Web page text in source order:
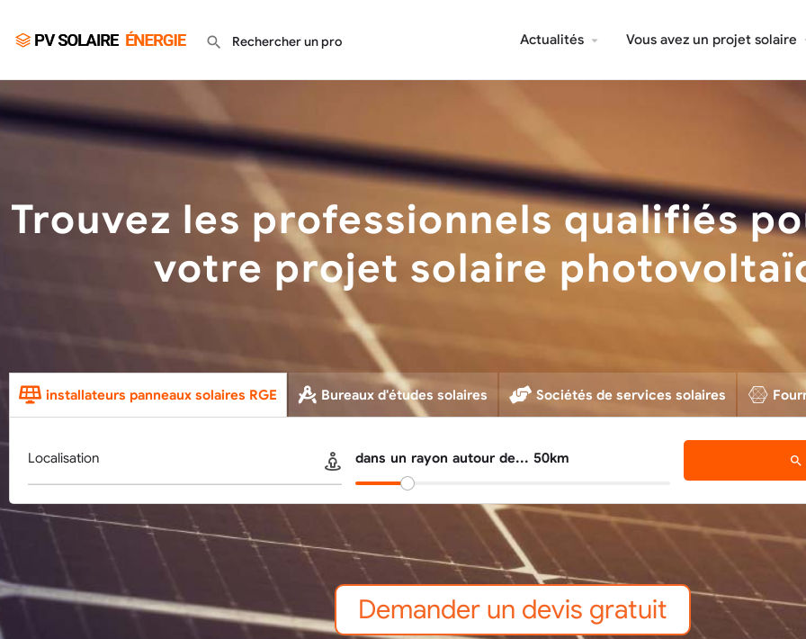
Actualités Vous avez un projet solaire
Trouvez les professionnels qualifiés
votre projet solaire
installateurs panneaux solaires RGE Bureaux d'études solaires Sociétés de services solaires
Localisation dans un rayon autour de... 50km
Demander un devis gratuit